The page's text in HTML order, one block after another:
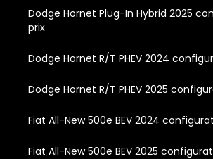
Dodge Hornet Plug-In Hybrid 2025
prix
Dodge Hornet R/T PHEV 2024
Dodge Hornet R/T PHEV 2025
Fiat All-New 500e BEV 2024
Fiat All-New 500e BEV 2025